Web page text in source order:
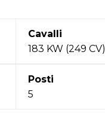
Cavalli
183 KW (249 CV)
Posti
5